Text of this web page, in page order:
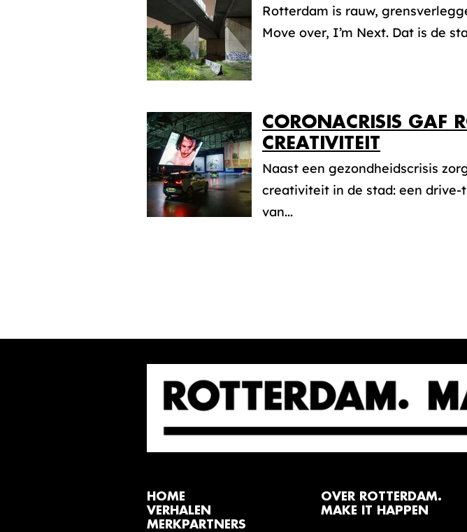
Rotterdam is rauw,
Move over, I’m Next. Dat is de
CORONACRISIS GAF
CREATIVITEIT
Naast een gezondheidscrisis
creativiteit in de stad: een
van...
HOME
VERHALEN
MERKPARTNERS
OVER ROTTERDAM.
MAKE IT HAPPEN